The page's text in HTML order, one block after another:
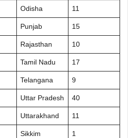
Odisha 11
Punjab 15
Rajasthan 10
Tamil Nadu 17
Telangana 9
Uttar Pradesh 40
Uttarakhand 11
Sikkim 1